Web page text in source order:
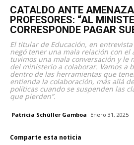
CATALDO ANTE AMENAZA
PROFESORES: “AL
CORRESPONDE PAGAR
El titular de Educación, en
negó tener una mala relación con el
tuvimos una mala conversación y le
del ministerio a colaborar. Vamos a
dentro de las herramientas que
entienda la colaboración, más allá
políticas cuando se suspenden las
que pierden”.
Patricia Schüller Gamboa Enero 31, 2025
Comparte esta noticia